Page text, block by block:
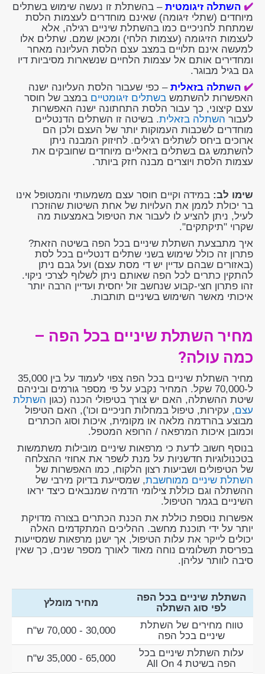
✔️ השתלה זיגומטית – בהשתלת זו נעשה שימוש בשתלים
מיוחדים (שתלי זיגומה) שאינם מוחדרים לעצמות הלסת
שמתחת לחניכיים כמו בהשתלת שיניים רגילה, אלא
לעצמות הזיגומה (עצמות הלחי) ומכאן שמם. שתלים אלו
למעשה אינם תלויים במצב עצם הלסת העליונה מאחר
ומחדירים אותם אל עצמות הלחיים שנשארות מסיביות דיו
גם בגיל מבוגר.
✔️ השתלה בזאלית – כפי שעבור הלסת העליונה ישנה
האפשרות להשתמש בשתלים זיגומטיים במצב של חוסר
עצם קיצוני, כך עבור הלסת התחתונה ישנה האפשרות
לעבור השתלה בזאלית. בשיטה זו השתלים הדנטליים
מוחדרים לשכבות העמוקות יותר של העצם ולכן הם
ארוכים ביחס לשתלים רגילים. לחיזוק המבנה ניתן
להשתמש גם בשתלים בזאליים מיוחדים שחובקים את
עצמות הלסת ויוצרים מבנה חזק ביותר.
שימו לב: במידה וקיים חוסר עצם משמעותי והמטופל אינו
בר יכולת לממן את העלויות של אחת השיטות שהוזכרו
לעיל, ניתן להציע לו לעבור את הטיפול באמצעות מה
שקרוי "תיקתקים".
איך מתבצעת השתלת שיניים בכל הפה בשיטה הזאת?
פתרון זה כולל שימוש בשני שתלים דנטליים בכל לסת
(באזורים שבהם עדיין יש די מסת עצם) ועל גבם ניתן
להתקין כתרים לכל הפה שאותם ניתן לשלוף לצרכי ניקוי.
זהו פתרון חצי-קבוע שנחשב זול יחסית ועדיין הרבה יותר
איכותי מאשר השימוש בשיניים תותבות.
מחיר השתלת שיניים בכל הפה –
כמה עולה?
מחיר השתלת שיניים בכל הפה צפוי לעמוד על בין 35,000
ל-70,000 שקל. המחיר נקבע על פי מספר גורמים וביניהם
שיטת ההשתלה, האם יש צורך בטיפולי הכנה (כגון השתלת
עצם, עקירות, טיפול במחלות חניכיים וכו'), האם הטיפול
מבוצע בהרדמה מלאה או מקומית, איכות וסוג הכתרים
וכמובן איכות המרפאה / הרופא המטפל.
בנוסף חשוב לדעת כי מרפאות שיניים מובילות משתמשות
בטכנולוגיות חדשניות על מנת לשפר את אחוזי ההצלחה
של הטיפולים ושביעות רצון הלקוח, כמו האפשרות של
השתלת שיניים ממוחשבת, שמסייעת בדיוק מירבי של
ההשתלה וגם כוללת צילומי הדמיה שמנבאים כיצד יראו
השיניים בגמר הטיפול.
אפשרות נוספת כוללת את הכנת הכתרים בצורה מדויקת
יותר על ידי תוכנת מחשב. ההליכים המתקדמים האלה
יכולים לייקר את עלות הטיפול, אך ישנן מרפאות שמסייעות
בפריסת תשלומים נוחה מאוד לאורך מספר שנים, כך שאין
סיבה לוותר עליהן.
השתלת שיניים בכל הפה
לפי סוג השתלה
מחיר מומלץ
טווח מחירים של השתלת
שיניים בכל הפה
30,000 - 70,000 ש"ח
עלות השתלת שיניים בכל
הפה בשיטת All On 4
65,000 - 35,000 ש"ח